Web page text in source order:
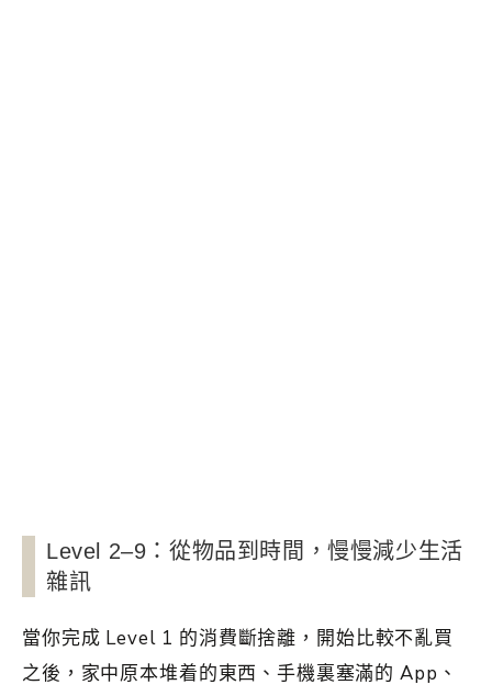
Level 2–9：從物品到時間，慢慢減少生活
雜訊
當你完成 Level 1 的消費斷捨離，開始比較不亂買
之後，家中原本堆着的東西、手機裏塞滿的 App、